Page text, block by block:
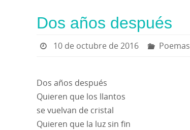
Dos años después
10 de octubre de 2016 Poemas
Dos años después
Quieren que los llantos
se vuelvan de cristal
Quieren que la luz sin fin